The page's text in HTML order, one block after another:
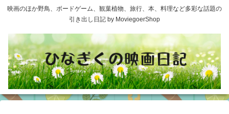
映画のほか野鳥、ボードゲーム、観葉植物、旅行、本、料理など多彩な話題の
引き出し日記 by MoviegoerShop